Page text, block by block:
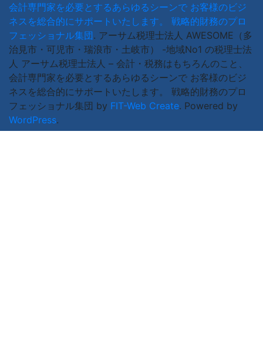
会計専門家を必要とするあらゆるシーンで お客様のビジ
ネスを総合的にサポートいたします。 戦略的財務のプロ
フェッショナル集団. アーサム税理士法人 AWESOME（多
治見市・可児市・瑞浪市・土岐市） -地域No1 の税理士法
人 アーサム税理士法人 – 会計・税務はもちろんのこと、
会計専門家を必要とするあらゆるシーンで お客様のビジ
ネスを総合的にサポートいたします。 戦略的財務のプロ
フェッショナル集団 by FIT-Web Create. Powered by
WordPress.